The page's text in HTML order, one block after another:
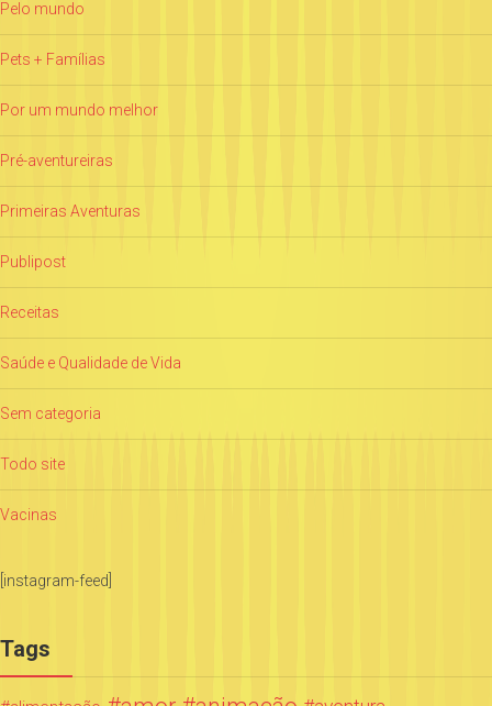
Pelo mundo
Pets + Famílias
Por um mundo melhor
Pré-aventureiras
Primeiras Aventuras
Publipost
Receitas
Saúde e Qualidade de Vida
Sem categoria
Todo site
Vacinas
[instagram-feed]
Tags